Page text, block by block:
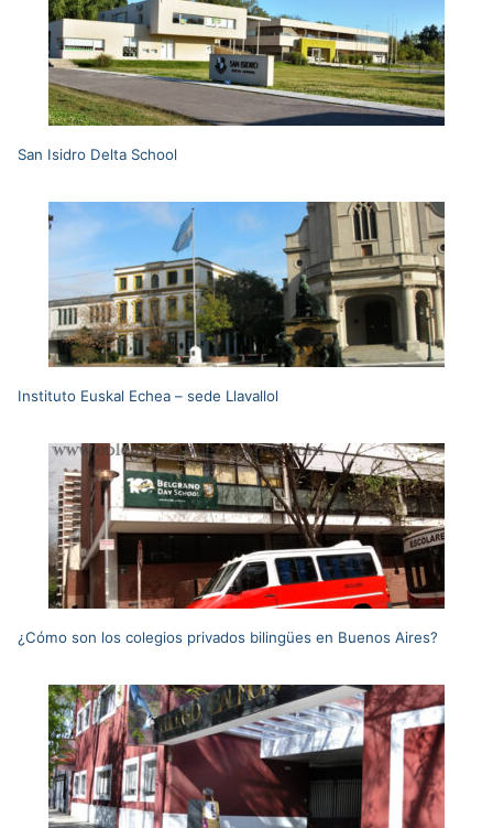
San Isidro Delta School
Instituto Euskal Echea – sede Llavallol
¿Cómo son los colegios privados bilingües en Buenos Aires?